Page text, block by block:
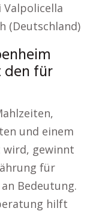
Valpolicella
(Deutschland)
den für
und einem
wird, gewinnt
für
Bedeutung.
hilft